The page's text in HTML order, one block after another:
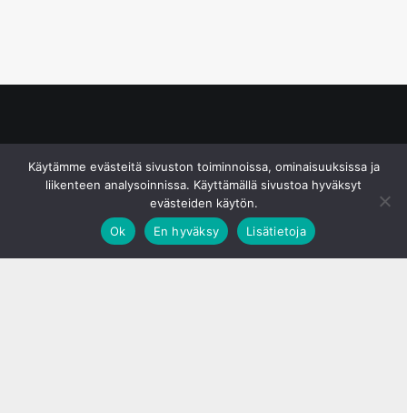
Käytämme evästeitä sivuston toiminnoissa, ominaisuuksissa ja
liikenteen analysoinnissa. Käyttämällä sivustoa hyväksyt
evästeiden käytön.
Ok
En hyväksy Lisätietoja